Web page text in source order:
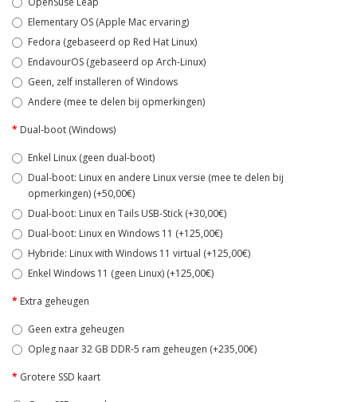
Elementary OS (Apple Mac ervaring)
Fedora (gebaseerd op Red Hat Linux)
EndavourOS (gebaseerd op Arch-Linux)
Geen, zelf installeren of Windows
Andere (mee te delen bij opmerkingen)
Dual-boot (Windows)
Enkel Linux (geen dual-boot)
Dual-boot: Linux en andere Linux versie (mee te delen bij
opmerkingen) (+50,00€)
Dual-boot: Linux en Tails USB-Stick (+30,00€)
Dual-boot: Linux en Windows 11 (+125,00€)
Hybride: Linux with Windows 11 virtual (+125,00€)
Enkel Windows 11 (geen Linux) (+125,00€)
Extra geheugen
Geen extra geheugen
Opleg naar 32 GB DDR-5 ram geheugen (+235,00€)
Grotere SSD kaart